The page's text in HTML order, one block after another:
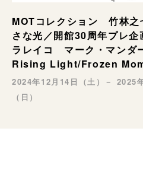
MOTコレクション 竹林之
さな光／開館30周年プレ
ラレイコ マーク・マンダ
Rising Light/Frozen
2024年12月14日（土）－ 2025
（日）